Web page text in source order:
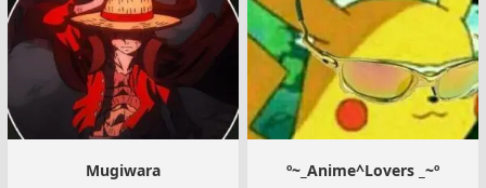
‍️Mugiwara
º~_Anime^Lovers _~º